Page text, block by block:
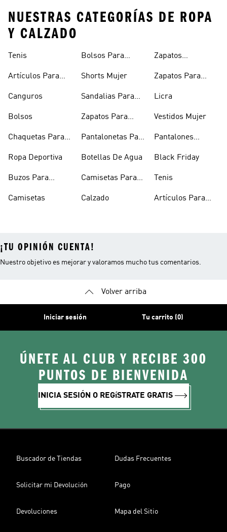
NUESTRAS CATEGORÍAS DE ROPA
Y CALZADO
Tenis
Artículos Para
Canguros
Bolsos
Chaquetas Para
Ropa Deportiva
Buzos Para
Camisetas
Bolsos Para
Shorts Mujer
Sandalias Para
Zapatos Para
Pantalonetas Para
Botellas De Agua
Camisetas Para
Calzado
Zapatos
Zapatos Para
Licra
Vestidos Mujer
Pantalones
Black Friday
Tenis
Artículos Para
¡TU OPINIÓN CUENTA!
Nuestro objetivo es mejorar y valoramos mucho tus comentarios.
Volver arriba
Iniciar sesión Tu carrito (0)
ÚNETE AL CLUB Y RECIBE 300
PUNTOS DE BIENVENIDA
INICIA SESIÓN O REGíSTRATE GRATIS
Buscador de Tiendas Dudas Frecuentes
Solicitar mi Devolución Pago
Devoluciones Mapa del Sitio